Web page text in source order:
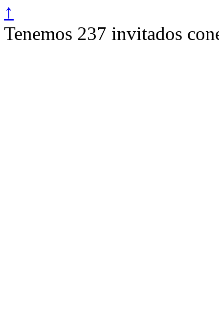
↑
Tenemos 237 invitados